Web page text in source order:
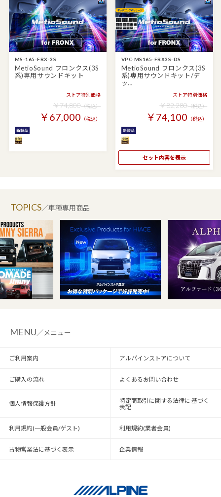
MS-165-FRX-3S
MetioSound フロンクス(3S
系)専用サウンドキット
ストア特別価格
￥74,800（税込）
￥67,000 （税込）
VPC-MS165-FRX3S-DS
MetioSound フロンクス(3S
系)専用サウンドキット/デ
ッ…
ストア特別価格
￥82,280（税込）
￥74,100 （税込）
セット内容を表示
／車種専用商品
MENU／メニュー
ご利用案内 アルパインストアについて
ご購入の流れ よくあるお問い合わせ
個人情報保護方針
特定商取引に関する法律に 基づく
表記
利用規約(一般会員/ゲスト) 利用規約(業者会員)
古物営業法に基づく表示 企業情報